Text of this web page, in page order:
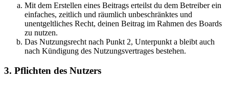
Mit dem Erstellen eines Beitrags erteilst du dem Betreiber ein
einfaches, zeitlich und räumlich unbeschränktes und
unentgeltliches Recht, deinen Beitrag im Rahmen des Boards
zu nutzen.
Das Nutzungsrecht nach Punkt 2, Unterpunkt a bleibt auch
nach Kündigung des Nutzungsvertrages bestehen.
3. Pflichten des Nutzers